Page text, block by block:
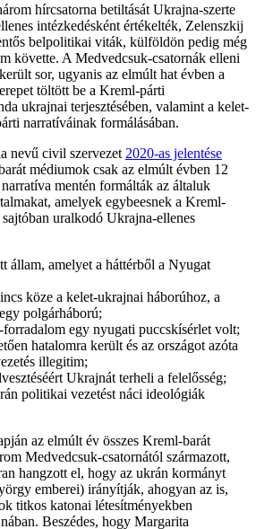
hírcsatorna betiltását Ukrajna-szerte
intézkedésként értékelték, Zelenszkij
belpolitikai viták, külföldön pedig még
követte. A Medvedcsuk-csatornák elleni
sor, ugyanis az elmúlt hat évben a
töltött be a Kreml-párti
ukrajnai terjesztésében, valamint a kelet-
narratíváinak formálásában.
nevű civil szervezet 2020-as jelentése
médiumok csak az elmúlt évben 12
mentén formálták az általuk
amelyek egybeesnek a Kreml-
uralkodó Ukrajna-ellenes
állam, amelyet a háttérből a Nyugat
köze a kelet-ukrajnai háborúhoz, a
polgárháború;
egy nyugati puccskísérlet volt;
hatalomra került és az országot azóta
illegitim;
Ukrajnát terheli a felelősség;
politikai vezetést náci ideológiák
az elmúlt év összes Kreml-barát
Medvedcsuk-csatornától származott,
hangzott el, hogy az ukrán kormányt
emberei) irányítják, ahogyan az is,
titkos katonai létesítményekben
Beszédes, hogy Margarita